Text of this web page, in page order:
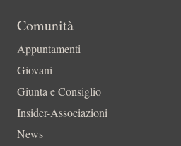
Comunità
Appuntamenti
Giovani
Giunta e Consiglio
Insider-Associazioni
News